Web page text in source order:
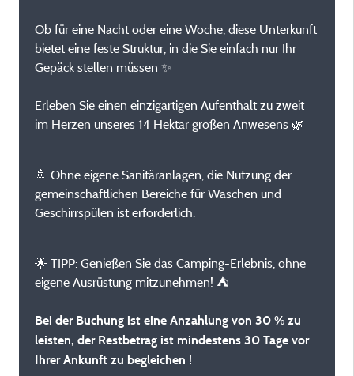
Ob für eine Nacht oder eine Woche, diese Unterkunft
bietet eine feste Struktur, in die Sie einfach nur Ihr
Gepäck stellen müssen ✨
Erleben Sie einen einzigartigen Aufenthalt zu zweit
im Herzen unseres 14 Hektar großen Anwesens 🌿
🚿 Ohne eigene Sanitäranlagen, die Nutzung der
gemeinschaftlichen Bereiche für Waschen und
Geschirrspülen ist erforderlich.
🌟 TIPP: Genießen Sie das Camping-Erlebnis, ohne
eigene Ausrüstung mitzunehmen! ⛺
Bei der Buchung ist eine Anzahlung von 30 % zu
leisten, der Restbetrag ist mindestens 30 Tage vor
Ihrer Ankunft zu begleichen !